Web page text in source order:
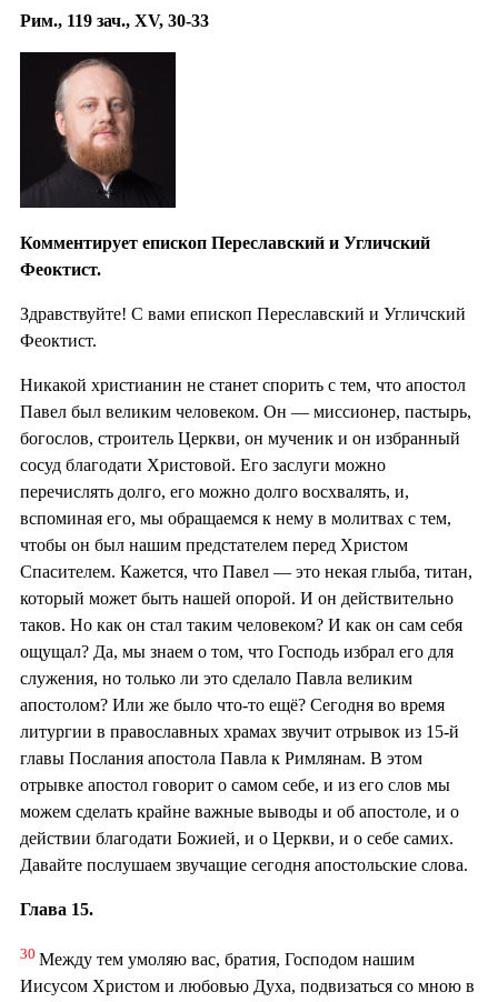
Рим., 119 зач., XV, 30-33
Комментирует епископ Переславский и Угличский
Феоктист.
Здравствуйте! С вами епископ Переславский и Угличский
Феоктист.
Никакой христианин не станет спорить с тем, что апостол
Павел был великим человеком. Он — миссионер, пастырь,
богослов, строитель Церкви, он мученик и он избранный
сосуд благодати Христовой. Его заслуги можно
перечислять долго, его можно долго восхвалять, и,
вспоминая его, мы обращаемся к нему в молитвах с тем,
чтобы он был нашим предстателем перед Христом
Спасителем. Кажется, что Павел — это некая глыба, титан,
который может быть нашей опорой. И он действительно
таков. Но как он стал таким человеком? И как он сам себя
ощущал? Да, мы знаем о том, что Господь избрал его для
служения, но только ли это сделало Павла великим
апостолом? Или же было что-то ещё? Сегодня во время
литургии в православных храмах звучит отрывок из 15-й
главы Послания апостола Павла к Римлянам. В этом
отрывке апостол говорит о самом себе, и из его слов мы
можем сделать крайне важные выводы и об апостоле, и о
действии благодати Божией, и о Церкви, и о себе самих.
Давайте послушаем звучащие сегодня апостольские слова.
Глава 15.
30 Между тем умоляю вас, братия, Господом нашим
Иисусом Христом и любовью Духа, подвизаться со мною в